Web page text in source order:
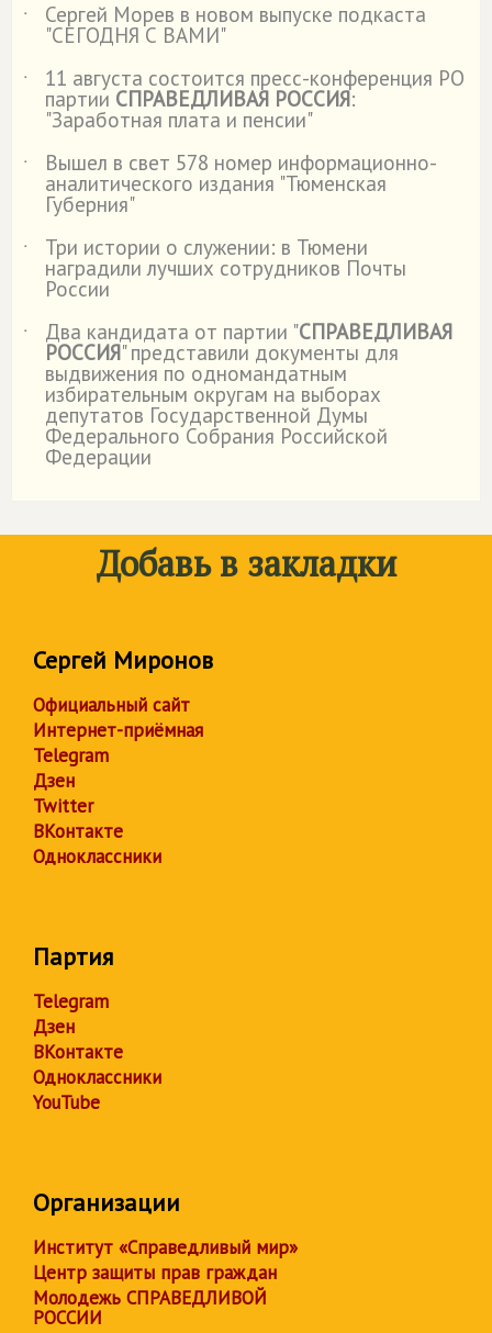
˙ Сергей Морев в новом выпуске подкаста
"СЕГОДНЯ С ВАМИ"
˙
11 августа состоится пресс-конференция РО
партии СПРАВЕДЛИВАЯ РОССИЯ:
"Заработная плата и пенсии"
˙
Вышел в свет 578 номер информационно-
аналитического издания "Тюменская
Губерния"
˙
Три истории о служении: в Тюмени
наградили лучших сотрудников Почты
России
˙
Два кандидата от партии "СПРАВЕДЛИВАЯ
РОССИЯ" представили документы для
выдвижения по одномандатным
избирательным округам на выборах
депутатов Государственной Думы
Федерального Собрания Российской
Федерации
Добавь в закладки
Сергей Миронов
Официальный сайт
Интернет-приёмная
Telegram
Дзен
Twitter
ВКонтакте
Одноклассники
Партия
Telegram
Дзен
ВКонтакте
Одноклассники
YouTube
Организации
Институт «Справедливый мир»
Центр защиты прав граждан
Молодежь СПРАВЕДЛИВОЙ
РОССИИ